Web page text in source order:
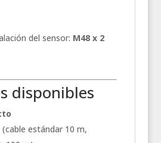
del sensor: M48 x 2
disponibles
(cable estándar 10 m,